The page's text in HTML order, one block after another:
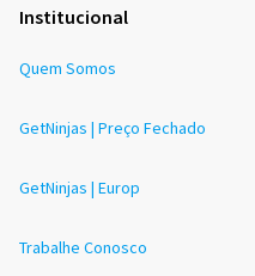
Institucional
Quem Somos
GetNinjas | Preço Fechado
GetNinjas | Europ
Trabalhe Conosco